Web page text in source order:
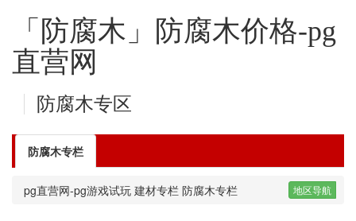
「防腐木」防腐木价格-pg
直营网
防腐木专区
防腐木专栏
pg直营网-pg游戏试玩 建材专栏 防腐木专栏 地区导航